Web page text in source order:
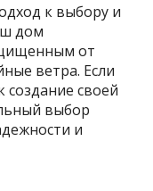
к выбору и
дом
от
ветра. Если
создание своей
выбор
и